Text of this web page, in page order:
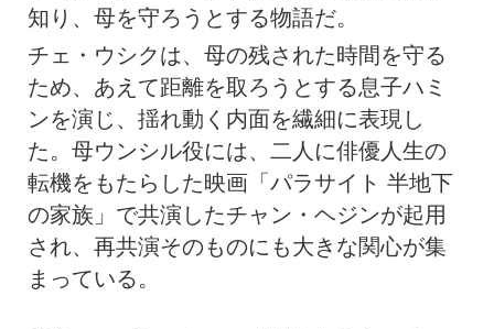
知り、母を守ろうとする物語だ。
チェ・ウシクは、母の残された時間を守る
ため、あえて距離を取ろうとする息子ハミ
ンを演じ、揺れ動く内面を繊細に表現し
た。母ウンシル役には、二人に俳優人生の
転機をもたらした映画「パラサイト 半地下
の家族」で共演したチャン・ヘジンが起用
され、再共演そのものにも大きな関心が集
まっている。